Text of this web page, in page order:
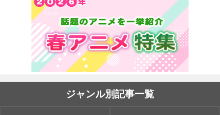
ジャンル別記事一覧